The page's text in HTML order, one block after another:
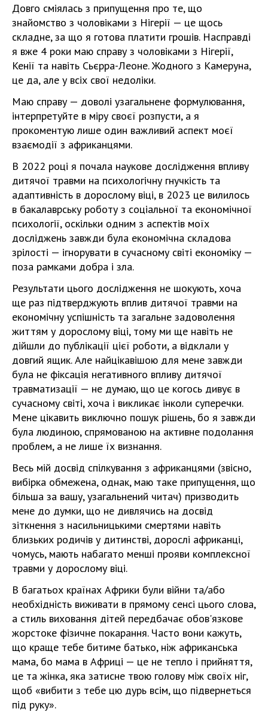
Довго сміялась з припущення про те, що
знайомство з чоловіками з Нігерії — це щось
складне, за що я готова платити грошів. Насправді
я вже 4 роки маю справу з чоловіками з Нігерії,
Кенії та навіть Сьєрра-Леоне. Жодного з Камеруна,
це да, але у всіх свої недоліки.
Маю справу — доволі узагальнене формулювання,
інтерпретуйте в міру своєї розпусти, а я
прокоментую лише один важливий аспект моєї
взаємодії з африканцями.
В 2022 році я почала наукове дослідження впливу
дитячої травми на психологічну гнучкість та
адаптивність в дорослому віці, в 2023 це вилилось
в бакалаврську роботу з соціальної та економічної
психології, оскільки одним з аспектів моїх
досліджень завжди була економічна складова
зрілості — ігнорувати в сучасному світі економіку —
поза рамками добра і зла.
Результати цього дослідження не шокують, хоча
ще раз підтверджують вплив дитячої травми на
економічну успішність та загальне задоволення
життям у дорослому віці, тому ми ще навіть не
дійшли до публікації цієї роботи, а відклали у
довгий ящик. Але найцікавішою для мене завжди
була не фіксація негативного впливу дитячої
травматизації — не думаю, що це когось дивує в
сучасному світі, хоча і викликає інколи суперечки.
Мене цікавить виключно пошук рішень, бо я завжди
була людиною, спрямованою на активне подолання
проблем, а не лише їх визнання.
Весь мій досвід спілкування з африканцями (звісно,
вибірка обмежена, однак, маю таке припущення, що
більша за вашу, узагальнений читач) призводить
мене до думки, що не дивлячись на досвід
зіткнення з насильницькими смертями навіть
близьких родичів у дитинстві, дорослі африканці,
чомусь, мають набагато менші прояви комплексної
травми у дорослому віці.
В багатьох країнах Африки були війни та/або
необхідність виживати в прямому сенсі цього слова,
а стиль виховання дітей передбачає обов'язкове
жорстоке фізичне покарання. Часто вони кажуть,
що краще тебе битиме батько, ніж африканська
мама, бо мама в Африці — це не тепло і прийняття,
це та жінка, яка затисне твою голову між своїх ніг,
щоб «вибити з тебе цю дурь всім, що підвернеться
під руку».